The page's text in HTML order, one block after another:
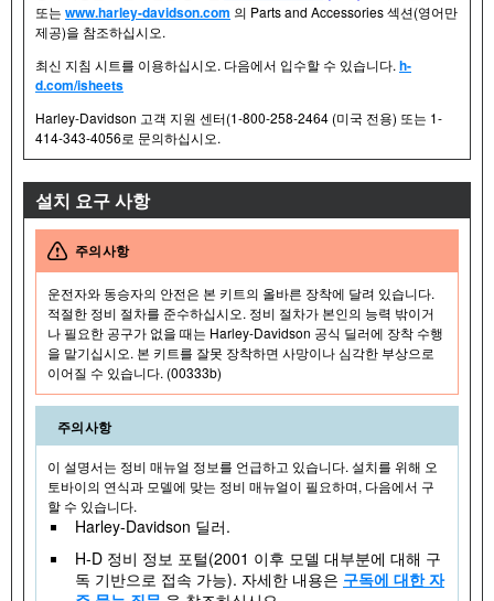
또는 www.harley-davidson.com 의 Parts and Accessories 섹션(영어만
제공)을 참조하십시오.
최신 지침 시트를 이용하십시오. 다음에서 입수할 수 있습니다. h-
d.com/isheets
Harley-Davidson 고객 지원 센터(1-800-258-2464 (미국 전용) 또는 1-
414-343-4056로 문의하십시오.
설치 요구 사항
주의사항
운전자와 동승자의 안전은 본 키트의 올바른 장착에 달려 있습니다.
적절한 정비 절차를 준수하십시오. 정비 절차가 본인의 능력 밖이거
나 필요한 공구가 없을 때는 Harley-Davidson 공식 딜러에 장착 수행
을 맡기십시오. 본 키트를 잘못 장착하면 사망이나 심각한 부상으로
이어질 수 있습니다. (00333b)
주의사항
이 설명서는 정비 매뉴얼 정보를 언급하고 있습니다. 설치를 위해 오
토바이의 연식과 모델에 맞는 정비 매뉴얼이 필요하며, 다음에서 구
할 수 있습니다.
Harley-Davidson 딜러.
H-D 정비 정보 포털(2001 이후 모델 대부분에 대해 구
독 기반으로 접속 가능). 자세한 내용은 구독에 대한 자